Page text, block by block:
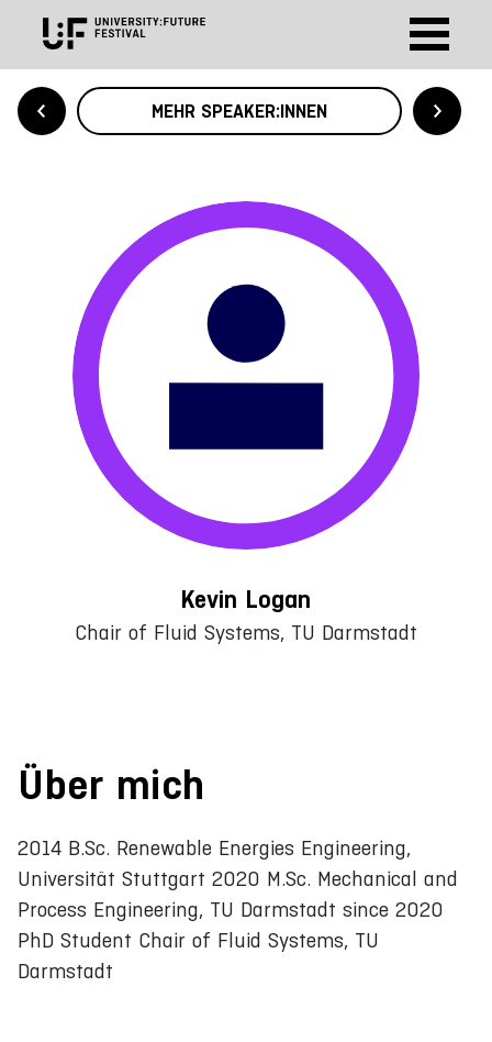
MEHR SPEAKER:INNEN
Kevin Logan
Chair of Fluid Systems, TU Darmstadt
Über mich
2014 B.Sc. Renewable Energies Engineering,
Universität Stuttgart 2020 M.Sc. Mechanical and
Process Engineering, TU Darmstadt since 2020
PhD Student Chair of Fluid Systems, TU
Darmstadt